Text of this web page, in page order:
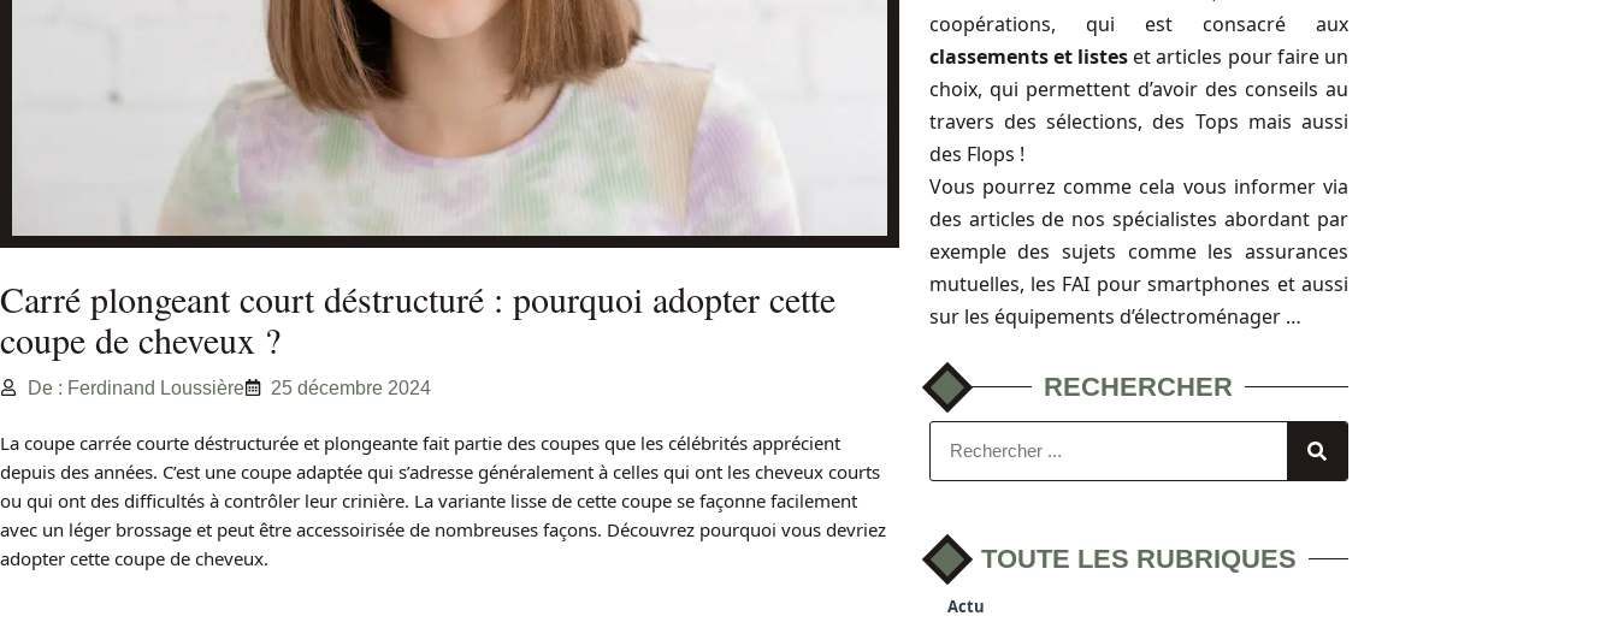
Carré plongeant court déstructuré : pourquoi adopter cette
coupe de cheveux ?
De : Ferdinand Loussière 25 décembre 2024
La coupe carrée courte déstructurée et plongeante fait partie des coupes que les célébrités apprécient
depuis des années. C’est une coupe adaptée qui s’adresse généralement à celles qui ont les cheveux courts
ou qui ont des difficultés à contrôler leur crinière. La variante lisse de cette coupe se façonne facilement
avec un léger brossage et peut être accessoirisée de nombreuses façons. Découvrez pourquoi vous devriez
adopter cette coupe de cheveux.
coopérations, qui est consacré aux
classements et listeset articles pour faire un
choix, qui permettent d’avoir des conseils au
travers des sélections, des Tops mais aussi
des Flops !
Vous pourrez comme cela vous informer via
des articles de nos spécialistes abordant par
exemple des sujets comme les assurances
mutuelles, les FAI pour smartphones et aussi
sur les équipements d’électroménager …
RECHERCHER
TOUTE LES RUBRIQUES
Actu